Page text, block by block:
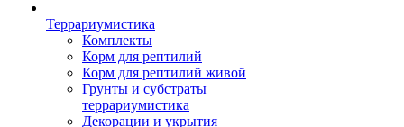
Террариумистика
Комплекты
Корм для рептилий
Корм для рептилий живой
Грунты и субстраты
террариумистика
Декорации и укрытия